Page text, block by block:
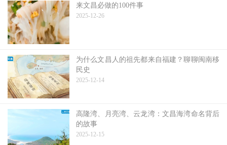
来文昌必做的100件事
2025-12-26
为什么文昌人的祖先都来自福建？聊聊闽南移
民史
2025-12-14
高隆湾、月亮湾、云龙湾：文昌海湾命名背后
的故事
2025-12-15